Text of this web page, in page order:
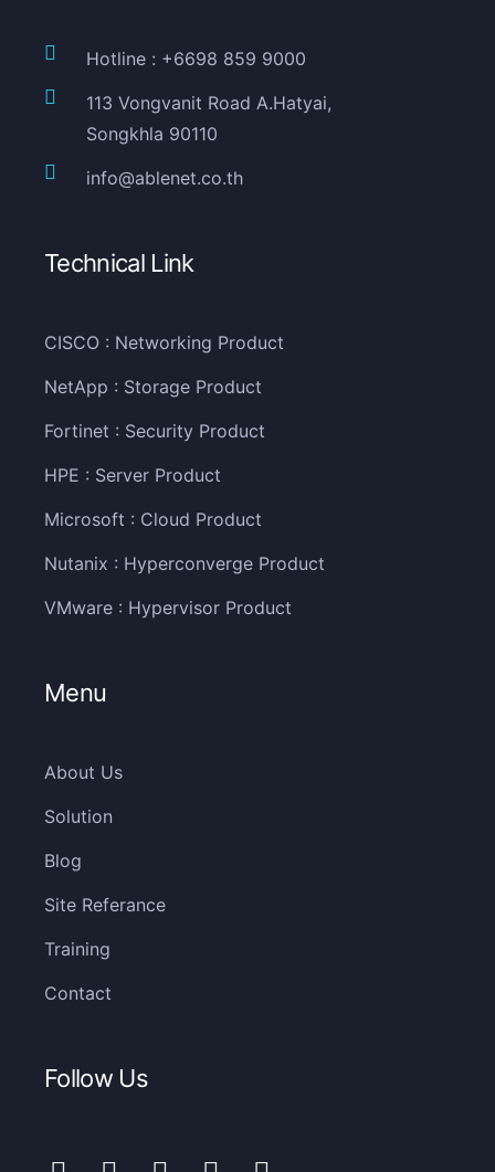
Hotline : +6698 859 9000
113 Vongvanit Road A.Hatyai,
Songkhla 90110
info@ablenet.co.th
Technical Link
CISCO : Networking Product
NetApp : Storage Product
Fortinet : Security Product
HPE : Server Product
Microsoft : Cloud Product
Nutanix : Hyperconverge Product
VMware : Hypervisor Product
Menu
About Us
Solution
Blog
Site Referance
Training
Contact
Follow Us